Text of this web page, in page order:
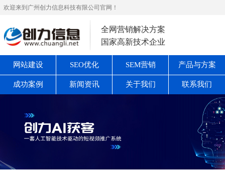
欢迎来到广州创力信息科技有限公司官网！
全网营销解决方案
国家高新技术企业
网站建设 SEO优化 SEM营销 产品与方案
成功案例 新闻资讯 关于我们 联系我们